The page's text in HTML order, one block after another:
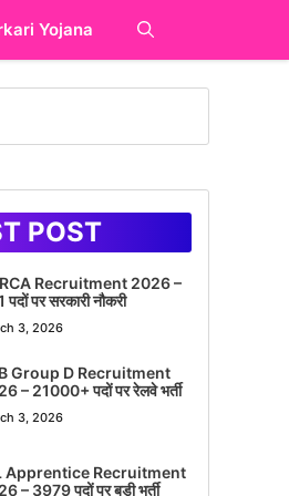
Yojana
POST
Recruitment 2026 –
पदों पर सरकारी नौकरी
3, 2026
Group D Recruitment
– 21000+ पदों पर रेलवे भर्ती
3, 2026
Apprentice Recruitment
– 3979 पदों पर बड़ी भर्ती